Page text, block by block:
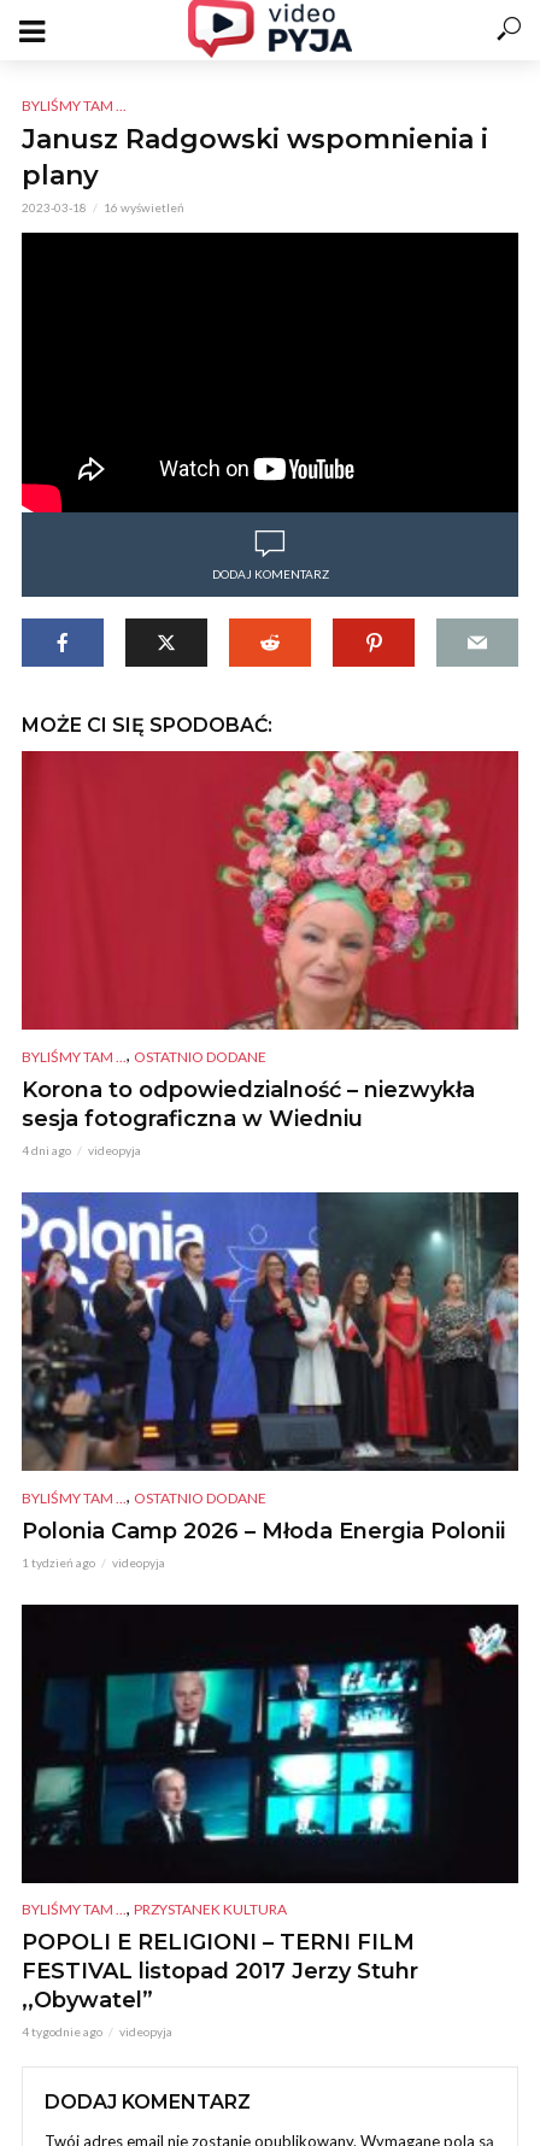
BYLIŚMY TAM ...
Janusz Radgowski wspomnienia i
plany
2023-03-18 16 wyświetleń
DODAJ KOMENTARZ
MOŻE CI SIĘ SPODOBAĆ:
BYLIŚMY TAM ... , OSTATNIO DODANE
Korona to odpowiedzialność – niezwykła
sesja fotograficzna w Wiedniu
4 dni ago videopyja
BYLIŚMY TAM ... , OSTATNIO DODANE
Polonia Camp 2026 – Młoda Energia Polonii
1 tydzień ago videopyja
BYLIŚMY TAM ..., PRZYSTANEK KULTURA
POPOLI E RELIGIONI – TERNI FILM
FESTIVAL listopad 2017 Jerzy Stuhr
,,Obywatel”
4 tygodnie ago videopyja
DODAJ KOMENTARZ
Twój adres email nie zostanie opublikowany. Wymagane pola są